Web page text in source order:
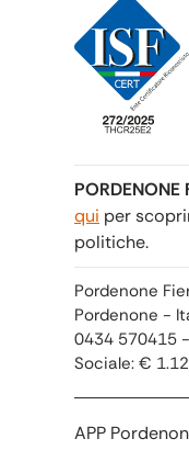
PORDENONE
qui per
politiche.
Pordenone
Pordenone -
0434 570415
Sociale: €
APP